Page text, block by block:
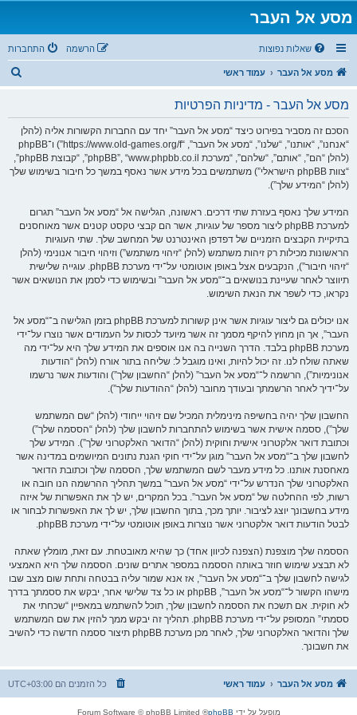
מסע אל העבר
שאלות נפוצות התחברות הרשמה
מסע אל העבר עמוד ראשי
מסע אל העבר - מדיניות הפרטיות
הסכם זה מסביר בפירוט כיצד “מסע אל העבר” יחד עם החברות הקשורות אליה (להלן
“אנחנו”, “אותנו”, “שלנו”, “מסע אל העבר”, “https://www.old-games.org/f”) ו־phpBB
(להלן “הם”, “אותם”, “שלהם”, “מערכת phpBB”, “www.phpbb.co.il”, “קבוצת phpBB”,
“צוות phpBB הישראלי”) משתמשים בכל מידע אשר נאסף במשך כל חיבור בשימוש שלך
(להלן “המידע שלך”).
המידע שלך נאסף בעזרת שתי דרכים. ראשונה, הגלישה אל “מסע אל העבר” תגרום
למערכת phpBB ליצור מספר של עוגיות, אשר הם קבצי טקסט קטנים אשר מאוחסנים
בתיקיית הקבצים הזמניים של דפדפן האינטרנט של המחשב שלך. שתי העוגיות
הראשונות מכילות רק זיהות משתמש (להלן “זיהוי משתמש”) וזיהוי חיבור אנונימי (להלן
“זיהוי חיבור”), הנקבעים אצל באופן אוטומטי על־ידי מערכת phpBB. עוגייה שלישית
תיווצר לאחר שעיינת בנושאים ב־“מסע אל העבר” ובשימוש כדי לסמן את הנושאים אשר
נקראו, כדי לשפר את הנאת השימוש.
אנו יכולים גם ליצור עוגיות אשר אינן קשורות למערכת phpBB בזמן הגלישה ב־“מסע אל
העבר”, אך הן מחוץ להיקף מסמך זה אשר מיועד לכסות על העמודים אשר נוצרו על־ידי
מערכת phpBB בלבד. הדרך השנייה בה אנו אוספים את המידע שלך היא על־ידי מה
שאתה שולח לנו. זה יכול להיות, ואינו מוגבל ל: שליחה בתור אורח (להלן “הודעות
אנונימיות”), הרשמה ל־“מסע אל העבר” (להלן “החשבון שלך”) והודעות אשר נרשמו
על־ידיך לאחר הרשמתך ובעודך מחובר (להלן “ההודעות שלך”).
החשבון שלך יהיה בחשיפה מינימלית המכיל שם זיהוי ייחודי (להלן “שם המשתמש
שלך”), ססמה אישית אשר בשימוש להתחברות לחשבון שלך (להלן “הססמה שלך”)
וכתובת דואר אלקטרוני אישית וחוקית (להלן “הדואר האלקטרוני שלך”). המידע שלך
לחשבון שלך ב־“מסע אל העבר” מוגן על־ידי חוקי הגנת נתונים המיושמים במדינה אשר
מאחסנת אותנו. כל מידע מעבר לשם המשתמש שלך, הססמה שלך וכתובת הדואר
האלקטרוני שלך הנדרש על־ידי “מסע אל העבר” במשך תהליך ההרשמה הנו חובה או
רשות, לפי ההחלטה של “מסע אל העבר”. בכל המקרים, יש לך את האפשרות של איזה
מידע בחשבונך יוצג לציבור. יותך מכך, בתוך החשבון שלך, יש לך את האפשרות לבחור או
לבטל הודעות דואר אלקטרוני אשר נוצרות באופן אוטומטי על־ידי מערכת phpBB.
הססמה שלך מוצפנת (הצפנה לכיוון אחד) כך שהיא מאובטחת. עם זאת, מומלץ שאתה
לא תבצע שימוש חוזר באותה הססמה במספר אתרים שונים. הססמה שלך היא האמצעי
לגישה לחשבון שלך ב־“מסע אל העבר”, אז אנא שמור עליה בבטחה ותחת שום מצב שבו
מישהו הקשור ל־“מסע אל העבר”, phpBB או כל צד שלישי אחר, יבקש את ססמתך בדרך
לא חוקית. אם תשכח את הססמה לחשבון שלך, תוכל להשתמש במאפיין “שכחתי את
ססמתי” המסופק על־ידי מערכת phpBB. תהליך זה יבקש ממך להזין את שם המשתמש
שלך והדואר האלקטרוני שלך, לאחר מכן מערכת phpBB תיצור ססמה חדשה כדי להשיב
את חשבונך.
מסע אל העבר עמוד ראשי כל הזמנים הם UTC+03:00
מופעל על ידי phpBB
® Forum Software © phpBB Limited